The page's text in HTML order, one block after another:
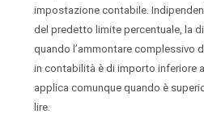
impostazione contabile.
del predetto limite percentuale, la
quando l’ammontare complessivo
in contabilità è di importo inferiore
applica comunque quando è
lire.